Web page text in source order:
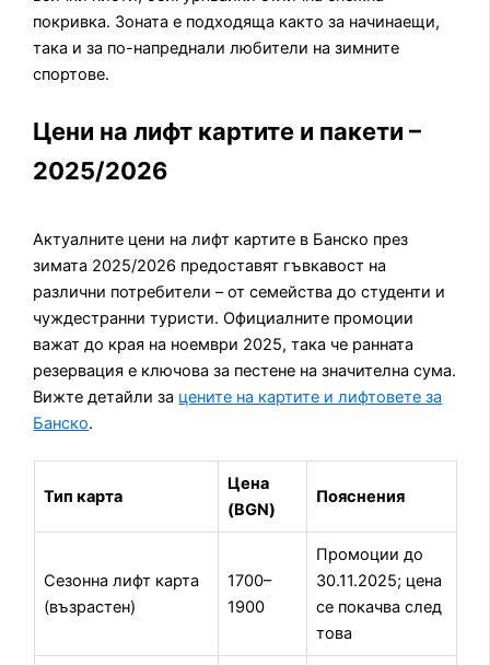
покривка. Зоната е подходяща както за начинаещи,
така и за по-напреднали любители на зимните
спортове.
Цени на лифт картите и пакети –
2025/2026
Актуалните цени на лифт картите в Банско през
зимата 2025/2026 предоставят гъвкавост на
различни потребители – от семейства до студенти и
чуждестранни туристи. Официалните промоции
важат до края на ноември 2025, така че ранната
резервация е ключова за пестене на значителна сума.
Вижте детайли за цените на картите и лифтовете за
Банско.
Тип карта
Цена
(BGN)
Пояснения
Сезонна лифт карта
(възрастен)
1700–
1900
Промоции до
30.11.2025; цена
се покачва след
това